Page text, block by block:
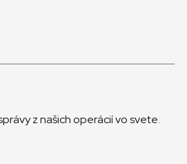
z našich operácií vo svete.